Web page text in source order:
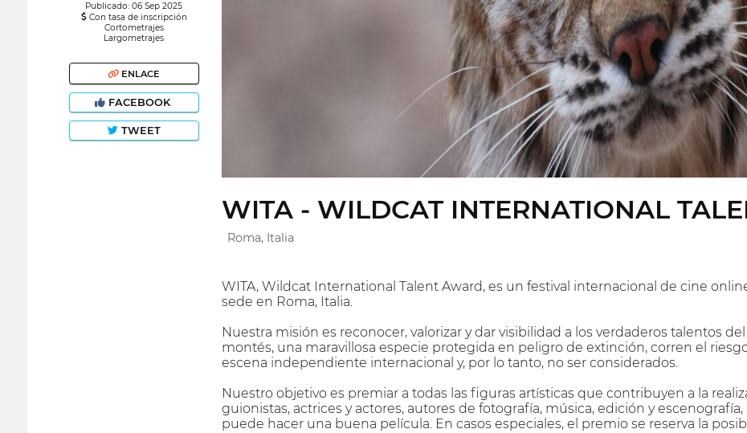
Publicado: 06 Sep 2025
Con tasa de inscripción
Cortometrajes
Largometrajes
ENLACE
FACEBOOK
TWEET
WITA - WILDCAT INTERNATIONAL
Roma, Italia
WITA, Wildcat International Talent Award, es un festival internacional de cine
sede en Roma, Italia.
Nuestra misión es reconocer, valorizar y dar visibilidad a los verdaderos talentos
montés, una maravillosa especie protegida en peligro de extinción, corren el
escena independiente internacional y, por lo tanto, no ser considerados.
Nuestro objetivo es premiar a todas las figuras artísticas que contribuyen a la
guionistas, actrices y actores, autores de fotografía, música, edición y
puede hacer una buena película. En casos especiales, el premio se reserva la